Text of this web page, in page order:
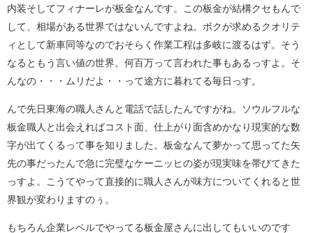
内装そしてフィナーレが板金なんです。この板金が結構クセもんで
して、相場がある世界ではないんですよね。ボクが求めるクオリテ
ィとして新車同等なのでおそらく作業工程は多岐に渡るはず。そう
なるともう言い値の世界。何百万って言われた事もあるっすよ。そ
んなの・・・ムリだよ・・って途方に暮れてる毎日っす。
んで先日東海の職人さんと電話で話したんですがね。ソウルフルな
板金職人と出会えればコスト面、仕上がり面含めかなり現実的な数
字が出てくるって事を知りました。板金なんて夢かって思ってた矢
先の事だったんで急に完璧なケーニッヒの姿が現実味を帯びてきた
っすよ。こうてやって直接的に職人さんが味方についてくれると世
界観が変わりますのぅ。
もちろん企業レベルでやってる板金屋さんに出してもいいのです